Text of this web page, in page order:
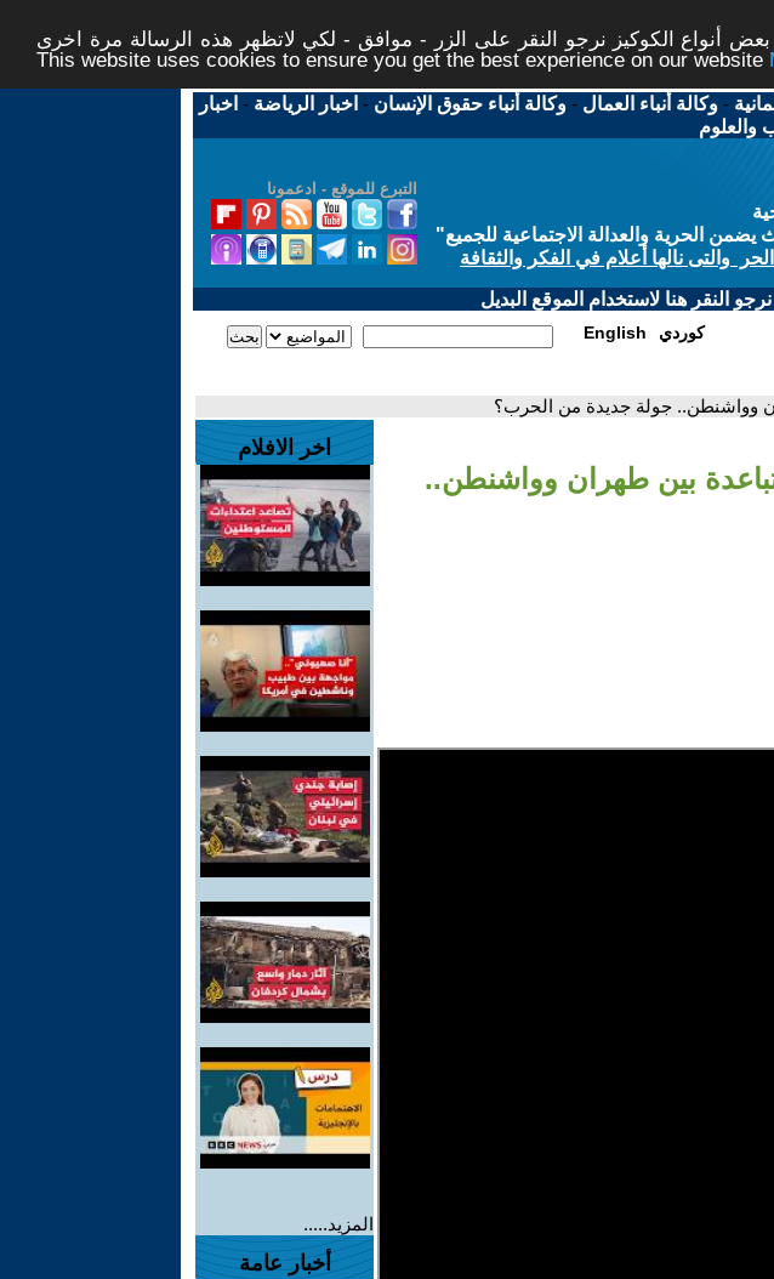
أنواع الكوكيز نرجو النقر على الزر - موافق - لكي لاتظهر هذه الرسالة مرة اخرى -
This website uses cookies to ensure you get the best experience on our website
-وكالة أنباء العمال -وكالة أنباء حقوق الإنسان - اخبار الرياضة - اخبار
والعلوم
التبرع للموقع - ادعمونا
الحرية والعدالة الاجتماعية للجميع"
والتى نالها أعلام في الفكر والثقافة
النقر هنا لاستخدام الموقع البديل
English كوردي
وواشنطن.. جولة جديدة من الحرب؟
بين طهران وواشنطن..
اخر الافلام
المزيد.....
أخبار عامة